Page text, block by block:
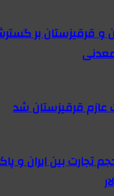
و قرقیزستان بر
عازم قرقیزستان شد